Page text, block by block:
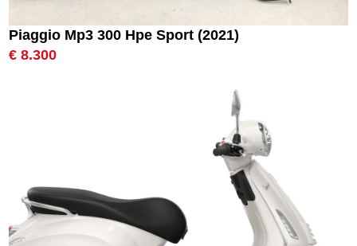
Piaggio Mp3 300 Hpe Sport (2021)
€ 8.300